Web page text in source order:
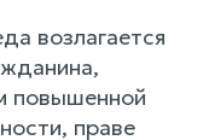
возлагается
повышенной
праве